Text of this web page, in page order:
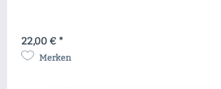
22,00 € *
Merken